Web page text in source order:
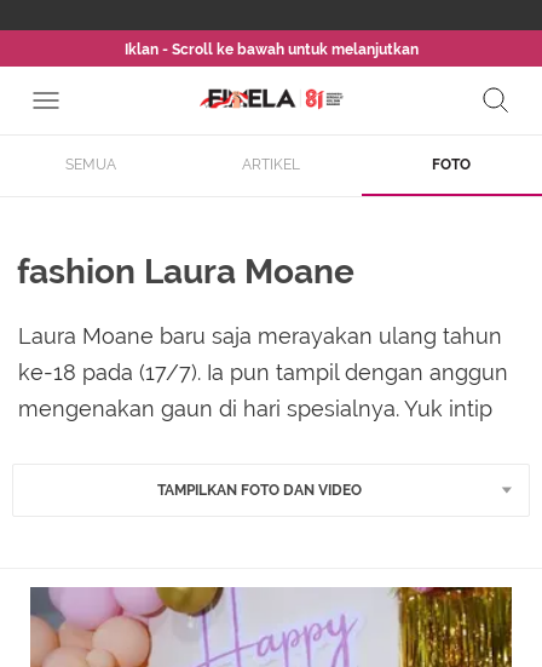
Iklan - Scroll ke bawah untuk melanjutkan
SEMUA ARTIKEL FOTO
fashion Laura Moane
Laura Moane baru saja merayakan ulang tahun
ke-18 pada (17/7). Ia pun tampil dengan anggun
mengenakan gaun di hari spesialnya. Yuk intip
TAMPILKAN FOTO DAN VIDEO